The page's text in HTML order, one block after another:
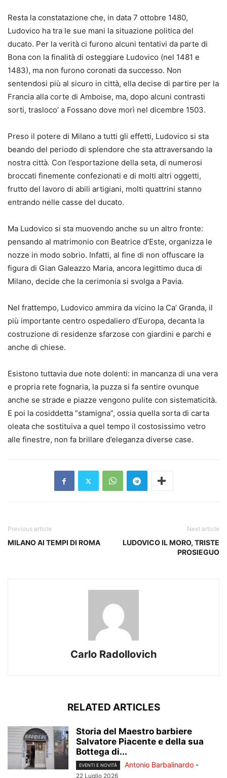
Resta la constatazione che, in data 7 ottobre 1480,
Ludovico ha tra le sue mani la situazione politica del
ducato. Per la verità ci furono alcuni tentativi da parte di
Bona con la finalità di osteggiare Ludovico (nel 1481 e
1483), ma non furono coronati da successo. Non
sentendosi più al sicuro in città, ella decise di partire per la
Francia alla corte di Amboise, ma, dopo alcuni contrasti
sorti, trasloco’ a Fossano dove morì nel dicembre 1503.
Preso il potere di Milano a tutti gli effetti, Ludovico si sta
beando del periodo di splendore che sta attraversando la
nostra città. Con l’esportazione della seta, di numerosi
broccati finemente confezionati e di molti altri oggetti,
frutto del lavoro di abili artigiani, molti quattrini stanno
entrando nelle casse del ducato.
Ma Ludovico si sta muovendo anche su un altro fronte:
pensando al matrimonio con Beatrice d’Este, organizza le
nozze in modo sobrio. Infatti, al fine di non offuscare la
figura di Gian Galeazzo Maria, ancora legittimo duca di
Milano, decide che la cerimonia si svolga a Pavia.
Nel frattempo, Ludovico ammira da vicino la Ca’ Granda, il
più importante centro ospedaliero d’Europa, decanta la
costruzione di residenze sfarzose con giardini e parchi e
anche di chiese.
Esistono tuttavia due note dolenti: in mancanza di una vera
e propria rete fognaria, la puzza si fa sentire ovunque
anche se strade e piazze vengono pulite con sistematicità.
E poi la cosiddetta “stamigna”, ossia quella sorta di carta
oleata che sostituiva a quel tempo il costosissimo vetro
alle finestre, non fa brillare d’eleganza diverse case.
Previous article
MILANO AI TEMPI DI ROMA
Next article
LUDOVICO IL MORO, TRISTE
PROSIEGUO
Carlo Radollovich
RELATED ARTICLES
Storia del Maestro barbiere
Salvatore Piacente e della sua
Bottega di...
EVENTI E NOVITÀ Antonio Barbalinardo -
22 Luglio 2026